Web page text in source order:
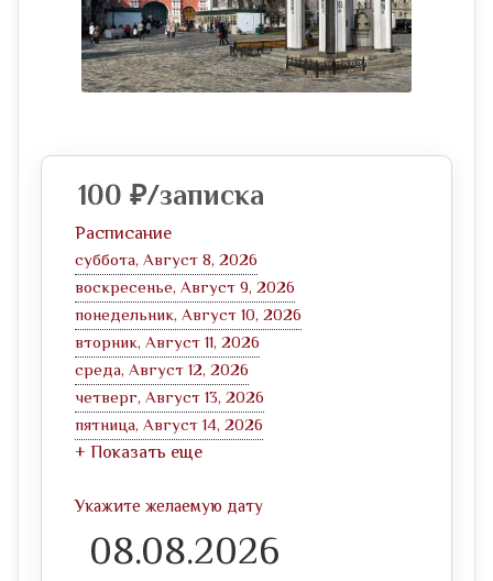
100 ₽/записка
Расписание
суббота, Август 8, 2026
воскресенье, Август 9, 2026
понедельник, Август 10, 2026
вторник, Август 11, 2026
среда, Август 12, 2026
четверг, Август 13, 2026
пятница, Август 14, 2026
+ Показать еще
Укажите желаемую дату